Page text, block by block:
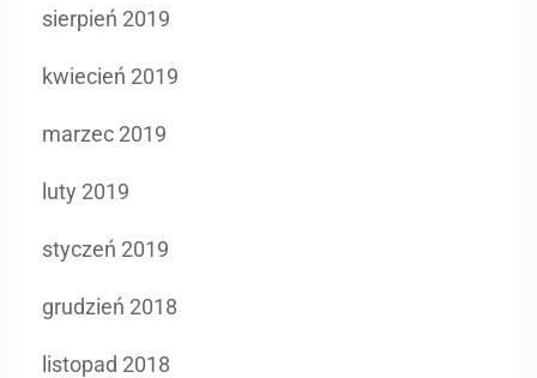
sierpień 2019
kwiecień 2019
marzec 2019
luty 2019
styczeń 2019
grudzień 2018
listopad 2018